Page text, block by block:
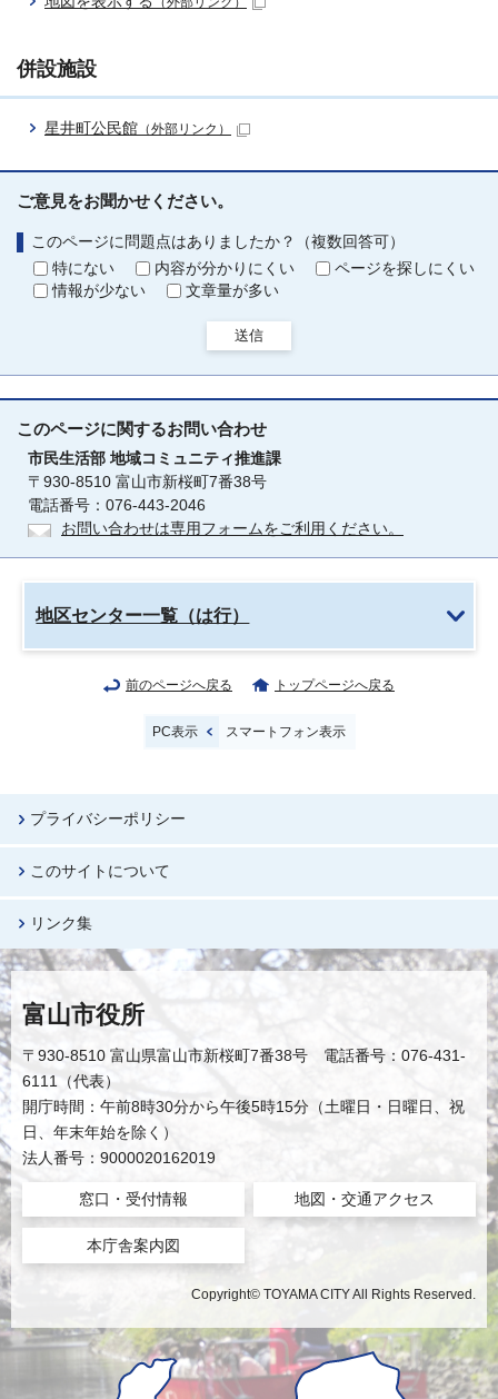
併設施設
星井町公民館 （外部リンク）
ご意見をお聞かせください。
このページに問題点はありましたか？（複数回答可）
特にない
内容が分かりにくい
ページを探しにくい
情報が少ない
文章量が多い
送信
このページに関するお問い合わせ
市民生活部 地域コミュニティ推進課
〒930-8510 富山市新桜町7番38号
電話番号：076-443-2046
お問い合わせは専用フォームをご利用ください。
地区センター一覧（は行）
前のページへ戻る トップページへ戻る
PC表示 スマートフォン表示
プライバシーポリシー
このサイトについて
リンク集
富山市役所
〒930-8510 富山県富山市新桜町7番38号 電話番号：076-431-
6111（代表）
開庁時間：午前8時30分から午後5時15分（土曜日・日曜日、祝
日、年末年始を除く）
法人番号：9000020162019
窓口・受付情報 地図・交通アクセス
本庁舎案内図
Copyright© TOYAMA CITY All Rights Reserved.